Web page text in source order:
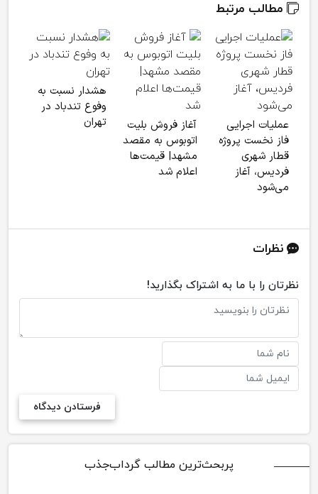
مطالب مرتبط
عملیات اجرایی
فاز نخست پروژه
قطار شهری
فردیس، آغاز
می‌شود
آغاز فروش بلیت
اتوبوس به مقصد
مشهد| قیمت‌ها
اعلام شد
هشدار نسبت به
وفوع تندباد در
تهران
نظرات
نظرتان را با ما به اشتراک بگذارید!
پربحث‌ترین مطالب گرداب‌جذب